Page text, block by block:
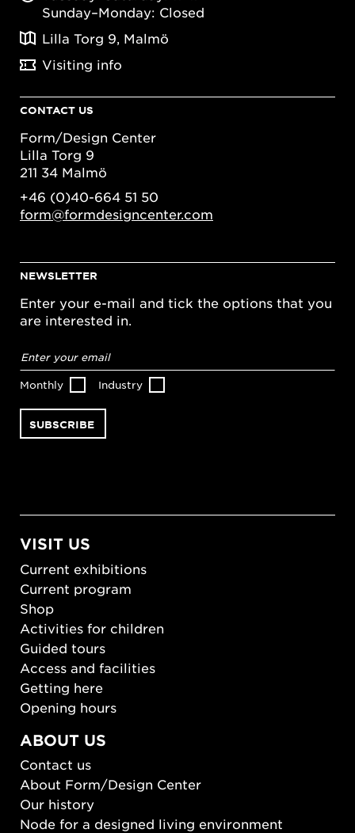
Sunday–Monday: Closed
Lilla Torg 9, Malmö
Visiting info
CONTACT US
Form/Design Center
Lilla Torg 9
211 34 Malmö
+46 (0)40-664 51 50
form@formdesigncenter.com
NEWSLETTER
Enter your e-mail and tick the options that you
are interested in.
address*
Monthly Industry
VISIT US
Current exhibitions
Current program
Shop
Activities for children
Guided tours
Access and facilities
Getting here
Opening hours
ABOUT US
Contact us
About Form/Design Center
Our history
Node for a designed living environment